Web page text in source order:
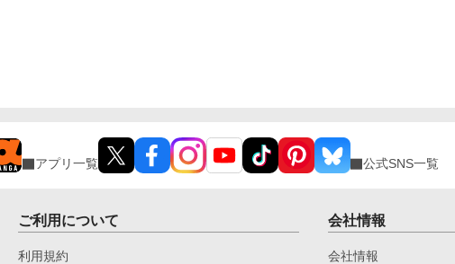
アプリ一覧 公式SNS一覧
ご利用について
利用規約
会社情報
会社情報